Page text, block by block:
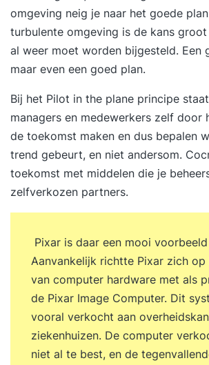
omgeving neig je naar het goede
turbulente omgeving is de kans
al weer moet worden bijgesteld. Een
maar even een goed plan.
Bij het Pilot in the plane principe
managers en medewerkers zelf door
de toekomst maken en dus bepalen
trend gebeurt, en niet andersom.
toekomst met middelen die je
zelfverkozen partners.
Pixar is daar een mooi
Aanvankelijk richtte Pixar zich
van computer hardware met als
de Pixar Image Computer. Dit
vooral verkocht aan
ziekenhuizen. De computer
niet al te best, en de